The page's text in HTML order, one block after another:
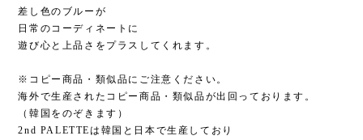
差し色のブルーが
日常のコーディネートに
遊び心と上品さをプラスしてくれます。
※コピー商品・類似品にご注意ください。
海外で生産されたコピー商品・類似品が出回っております。
（韓国をのぞきます）
2nd PALETTEは韓国と日本で生産しており